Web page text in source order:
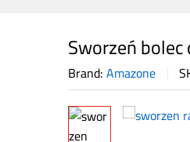
Sworzeń
Brand:Amazone